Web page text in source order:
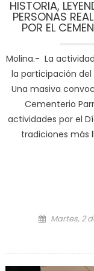
HISTORIA,
PERSONAS
POR EL
Molina.- La
la participación del
Una masiva
Cementerio
actividades por el
tradiciones más
Posted on
Martes, 2